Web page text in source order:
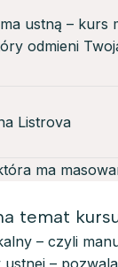
ustną – kurs
odmieni
Listrova
temat
– czyli